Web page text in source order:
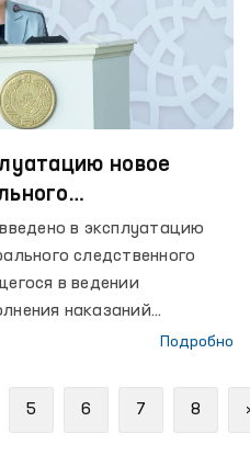
новое
в эксплуатацию
следственного
в ведении
наказаний
дел РеспубликиПодробно
5 6 7 8